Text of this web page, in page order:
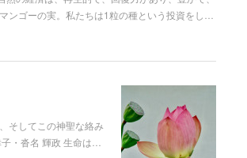
ゴーの実。私たちは1粒の種という投資をし…
そしてこの神聖な絡み
・沓名 輝政 生命は…